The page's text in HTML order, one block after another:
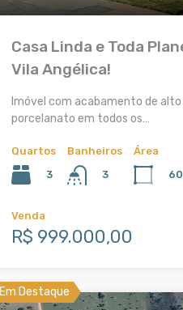
Casa Linda e Toda
Vila Angélica!
Imóvel com acabamento de alto
porcelanato em todos os…
Quartos
3
Banheiros
3
Área
Venda
R$ 999.000,00
Em Destaque